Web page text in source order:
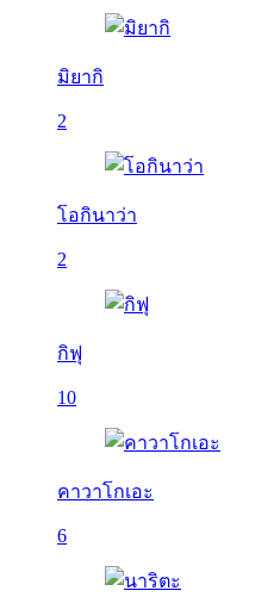
มิยากิ
2
โอกินาว่า
2
กิฟุ
10
คาวาโกเอะ
6